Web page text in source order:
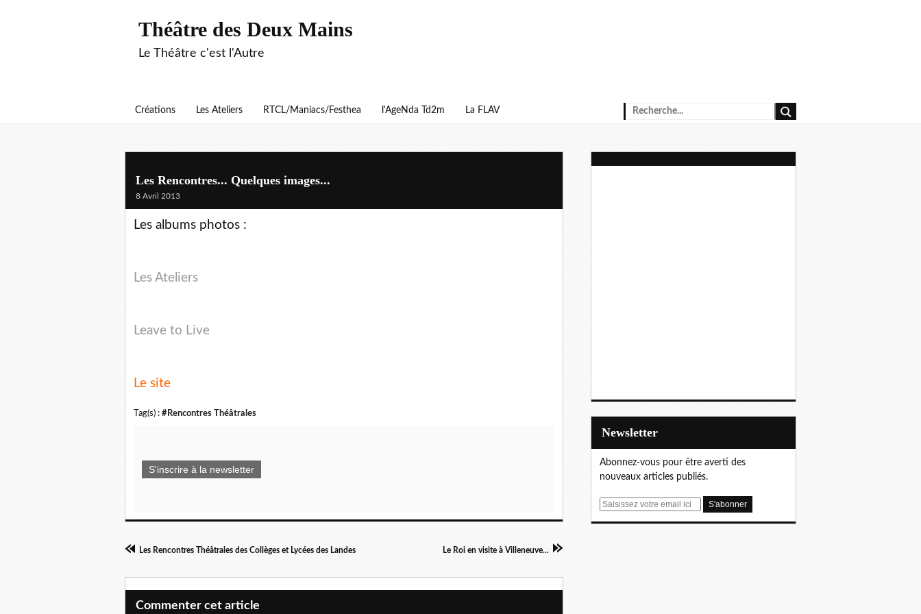
Théâtre des Deux Mains
Le Théâtre c'est l'Autre
Créations Les Ateliers RTCL/Maniacs/Festhea l'AgeNda Td2m La FLAV
Les Rencontres... Quelques images...
8 Avril 2013
Les albums photos :
Les Ateliers
Leave to Live
Le site
Tag(s) : #Rencontres Théâtrales
S'inscrire à la newsletter
Les Rencontres Théâtrales des Collèges et Lycées des Landes Le Roi en visite à Villeneuve...
Commenter cet article
Newsletter
Abonnez-vous pour être averti des
nouveaux articles publiés.
E